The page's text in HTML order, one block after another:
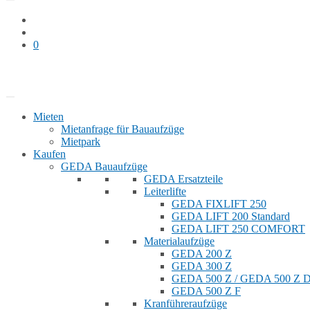
0
Mieten
Mietanfrage für Bauaufzüge
Mietpark
Kaufen
GEDA Bauaufzüge
GEDA Ersatzteile
Leiterlifte
GEDA FIXLIFT 250
GEDA LIFT 200 Standard
GEDA LIFT 250 COMFORT
Materialaufzüge
GEDA 200 Z
GEDA 300 Z
GEDA 500 Z / GEDA 500 Z
GEDA 500 Z F
Kranführeraufzüge